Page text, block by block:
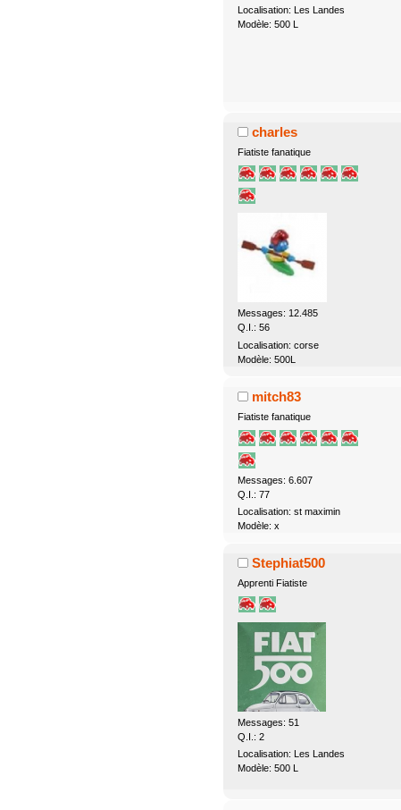
Localisation: Les Landes
Modèle: 500 L
charles
Fiatiste fanatique
Messages: 12.485
Q.I.: 56
Localisation: corse
Modèle: 500L
mitch83
Fiatiste fanatique
Messages: 6.607
Q.I.: 77
Localisation: st maximin
Modèle: x
Stephiat500
Apprenti Fiatiste
Messages: 51
Q.I.: 2
Localisation: Les Landes
Modèle: 500 L